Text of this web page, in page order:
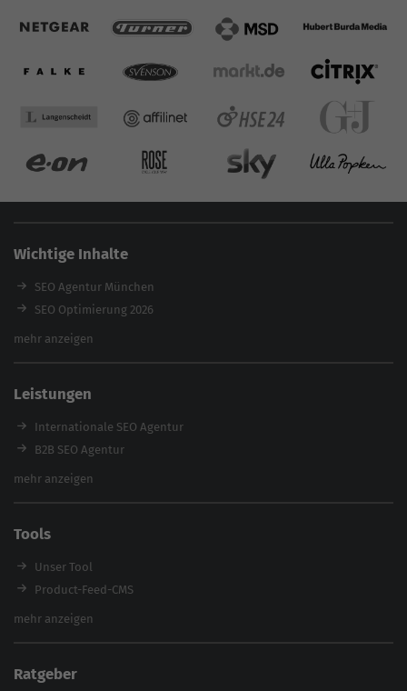
Wichtige Inhalte
SEO Agentur München
SEO Optimierung 2026
Backlink-Audit 2026
Referenzen
E-Books
Magazin
mehr anzeigen
Leistungen
Internationale SEO Agentur
B2B SEO Agentur
Inhouse SEO Agentur
Enterprise SEO Agentur
Workshops
mehr anzeigen
Tools
Unser Tool
Product-Feed-CMS
Website Analyse
Backlink-Check
mehr anzeigen
Ratgeber